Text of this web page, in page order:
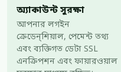
অ্যাকাউন্ট সুরক্ষা
আপনার লগইন
ক্রেডেন্শিয়াল, পেমেন্ট তথ্য
এবং ব্যক্তিগত ডেটা SSL
এনক্রিপশন এবং ফায়ারওয়াল